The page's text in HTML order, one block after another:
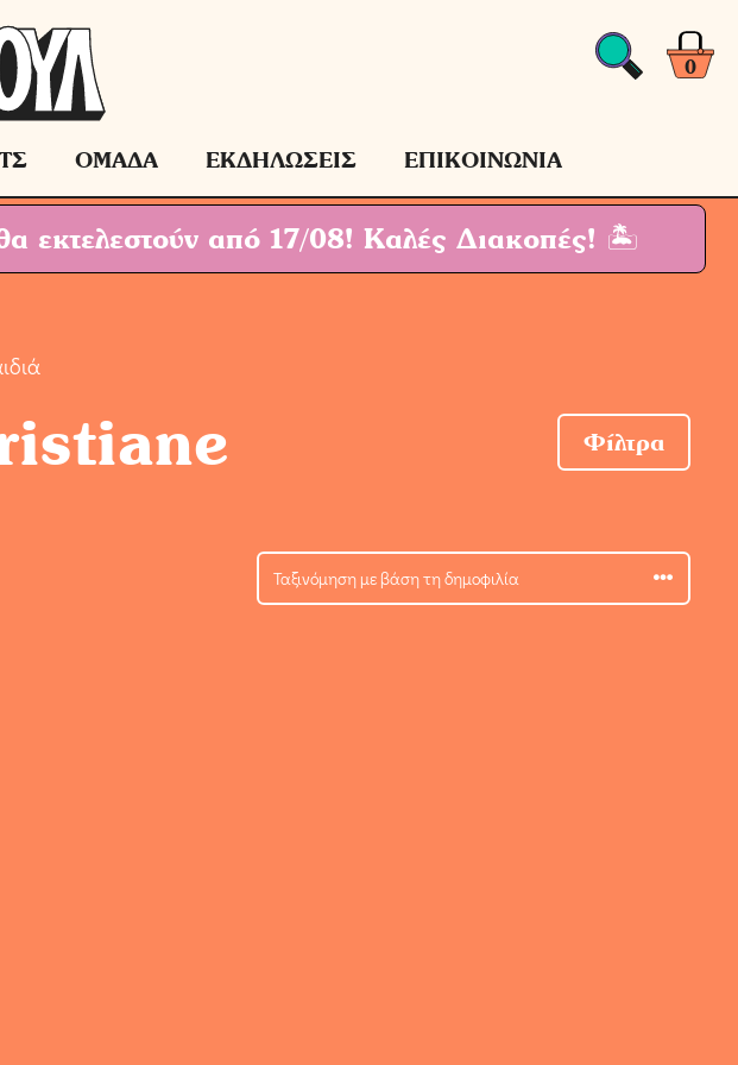
0
ΟΜΑΔΑ ΕΚΔΗΛΩΣΕΙΣ ΕΠΙΚΟΙΝΩΝΙΑ
εκτελεστούν από 17/08! Καλές Διακοπές! 🏝
Φίλτρα